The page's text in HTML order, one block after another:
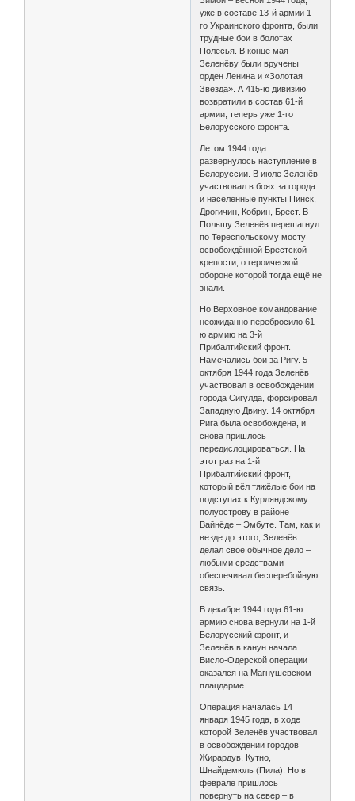
уже в составе 13-й армии 1-
го Украинского фронта, были
трудные бои в болотах
Полесья. В конце мая
Зеленёву были вручены
орден Ленина и «Золотая
Звезда». А 415-ю дивизию
возвратили в состав 61-й
армии, теперь уже 1-го
Белорусского фронта.
Летом 1944 года
развернулось наступление в
Белоруссии. В июле Зеленёв
участвовал в боях за города
и населённые пункты Пинск,
Дрогичин, Кобрин, Брест. В
Польшу Зеленёв перешагнул
по Тереспольскому мосту
освобождённой Брестской
крепости, о героической
обороне которой тогда ещё не
знали.
Но Верховное командование
неожиданно перебросило 61-
ю армию на 3-й
Прибалтийский фронт.
Намечались бои за Ригу. 5
октября 1944 года Зеленёв
участвовал в освобождении
города Сигулда, форсировал
Западную Двину. 14 октября
Рига была освобождена, и
снова пришлось
передислоцироваться. На
этот раз на 1-й
Прибалтийский фронт,
который вёл тяжёлые бои на
подступах к Курляндскому
полуострову в районе
Вайнёде – Эмбуте. Там, как и
везде до этого, Зеленёв
делал свое обычное дело –
любыми средствами
обеспечивал бесперебойную
связь.
В декабре 1944 года 61-ю
армию снова вернули на 1-й
Белорусский фронт, и
Зеленёв в канун начала
Висло-Одерской операции
оказался на Магнушевском
плацдарме.
Операция началась 14
января 1945 года, в ходе
которой Зеленёв участвовал
в освобождении городов
Жирардув, Кутно,
Шнайдемюль (Пила). Но в
феврале пришлось
повернуть на север – в